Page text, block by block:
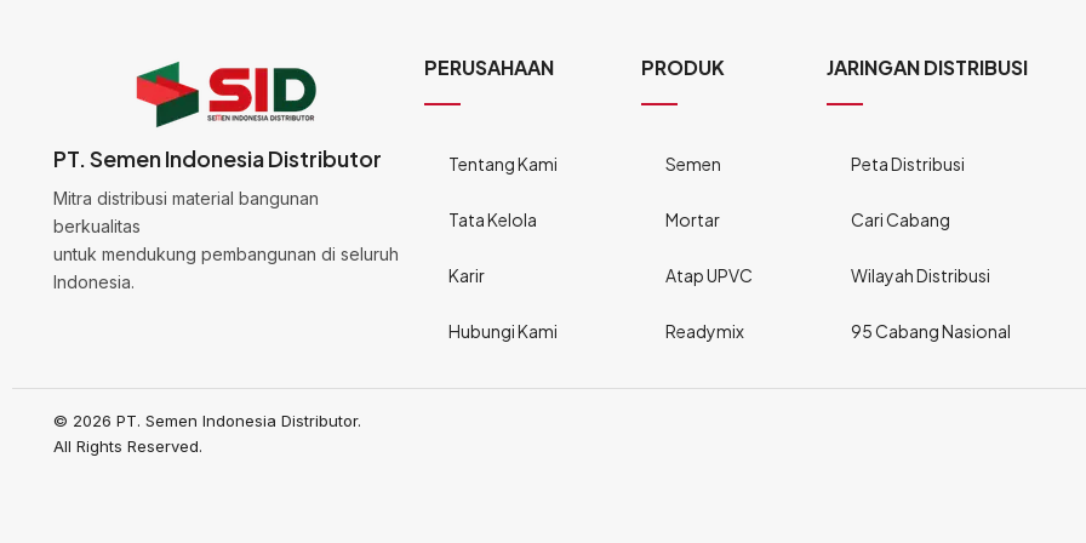
PT. Semen Indonesia Distributor
Mitra distribusi material bangunan
berkualitas
untuk mendukung pembangunan di seluruh
Indonesia.
PERUSAHAAN
Tentang Kami
Tata Kelola
Karir
Hubungi Kami
PRODUK
Semen
Mortar
Atap UPVC
Readymix
JARINGAN DISTRIBUSI
Peta Distribusi
Cari Cabang
Wilayah Distribusi
95 Cabang Nasional
© 2026 PT. Semen Indonesia Distributor.
All Rights Reserved.